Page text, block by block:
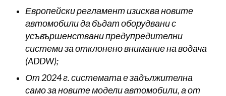
Европейски регламент изисква новите
автомобили да бъдат оборудвани с
усъвършенствани предупредителни
системи за отклонено внимание на водача
(ADDW);
От 2024 г. системата е задължителна
само за новите модели автомобили, а от